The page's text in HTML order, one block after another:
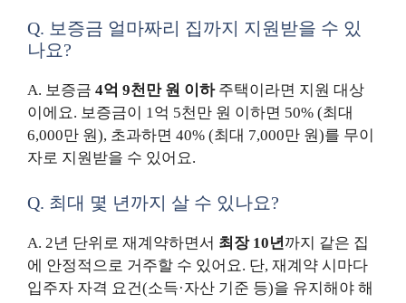
Q. 보증금 얼마짜리 집까지 지원받을 수 있
나요?
A. 보증금 4억 9천만 원 이하주택이라면 지원 대상
이에요. 보증금이 1억 5천만 원 이하면 50% (최대
6,000만 원), 초과하면 40% (최대 7,000만 원)를 무이
자로 지원받을 수 있어요.
Q. 최대 몇 년까지 살 수 있나요?
A. 2년 단위로 재계약하면서 최장 10년까지 같은 집
에 안정적으로 거주할 수 있어요. 단, 재계약 시마다
입주자 자격 요건(소득·자산 기준 등)을 유지해야 해